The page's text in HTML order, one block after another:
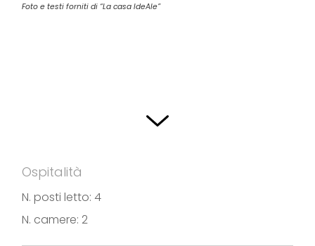
Foto e testi forniti di “La casa IdeAle”
Ospitalità
N. posti letto: 4
N. camere: 2